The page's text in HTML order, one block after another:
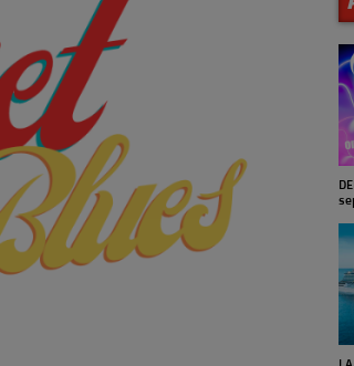
MA VIE EN JAZZ (Archives)